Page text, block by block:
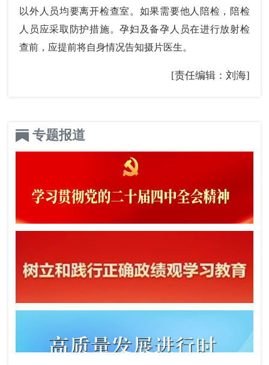
以外人员均要离开检查室。如果需要他人陪检，陪检
人员应采取防护措施。孕妇及备孕人员在进行放射检
查前，应提前将自身情况告知摄片医生。
[责任编辑：刘海]
专题报道